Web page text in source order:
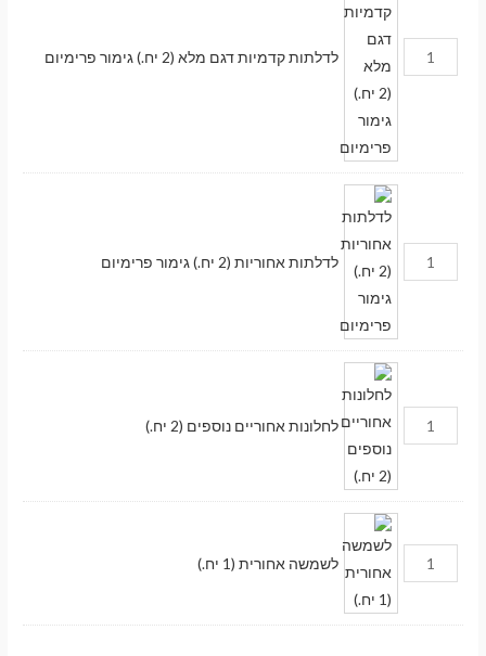
לדלתות קדמיות דגם מלא (2 יח.) גימור פרימיום
לדלתות אחוריות (2 יח.) גימור פרימיום
לחלונות אחוריים נוספים (2 יח.)
לשמשה אחורית (1 יח.)
מעבר לסל הקניות